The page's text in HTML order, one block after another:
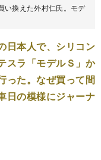
い換えた外村仁氏。モデ
日本人で、シリコン
スラ「モデルＳ」か
った。なぜ買って間
日の模様にジャーナ